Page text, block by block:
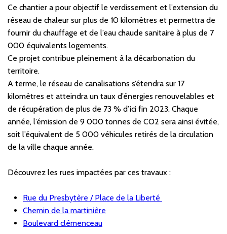
Ce chantier a pour objectif le verdissement et l’extension du
réseau de chaleur sur plus de 10 kilomètres et permettra de
fournir du chauffage et de l’eau chaude sanitaire à plus de 7
000 équivalents logements.
Ce projet contribue pleinement à la décarbonation du
territoire.
A terme, le réseau de canalisations s’étendra sur 17
kilomètres et atteindra un taux d’énergies renouvelables et
de récupération de plus de 73 % d’ici fin 2023. Chaque
année, l’émission de 9 000 tonnes de CO2 sera ainsi évitée,
soit l’équivalent de 5 000 véhicules retirés de la circulation
de la ville chaque année.
Découvrez les rues impactées par ces travaux :
Rue du Presbytère / Place de la Liberté
Chemin de la martinière
Boulevard clémenceau